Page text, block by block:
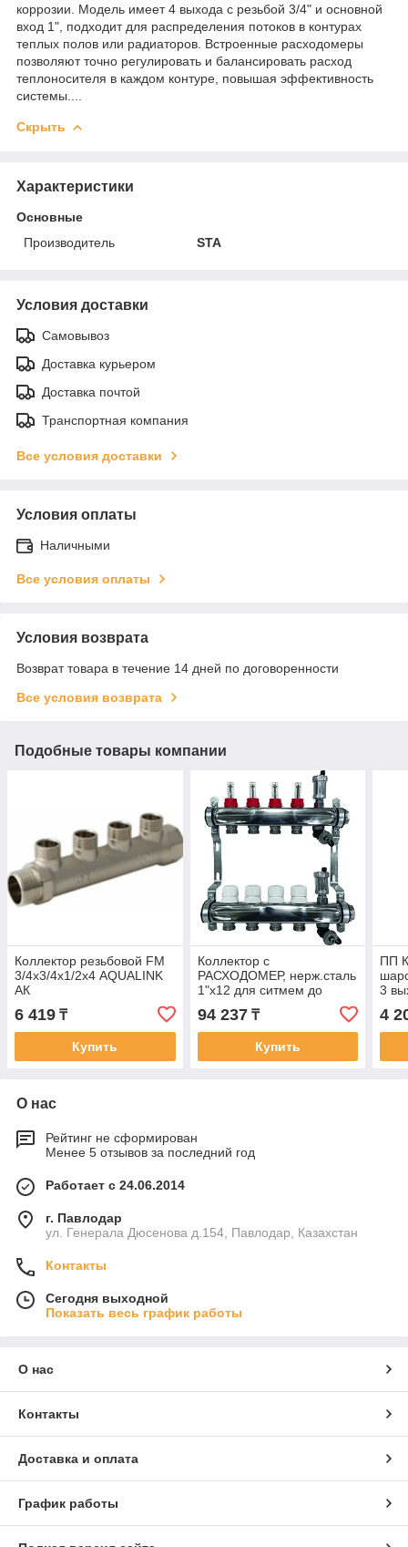
коррозии. Модель имеет 4 выхода с резьбой 3/4" и основной
вход 1", подходит для распределения потоков в контурах
теплых полов или радиаторов. Встроенные расходомеры
позволяют точно регулировать и балансировать расход
теплоносителя в каждом контуре, повышая эффективность
системы....
Скрыть
Характеристики
Основные
Производитель
STA
Условия доставки
Самовывоз
Доставка курьером
Доставка почтой
Транспортная компания
Все условия доставки
Условия оплаты
Наличными
Все условия оплаты
Условия возврата
Возврат товара в течение 14 дней по договоренности
Все условия возврата
Подобные товары компании
Коллектор резьбовой FM
3/4х3/4х1/2х4 AQUALINK
АК
6 419 ₸
Купить
Коллектор с
РАСХОДОМЕР, нерж.сталь
1"х12 для ситмем до
2атм(бар), в компл:
автоматический
воздухоотводчик с
отсекающими клап -2шт,
94 237₸
Купить
ПП
3
4
О нас
Рейтинг не сформирован
Менее 5 отзывов за последний год
Работает с 24.06.2014
г. Павлодар
ул. Генерала Дюсенова д.154, Павлодар, Казахстан
Контакты
Сегодня выходной
Показать весь график работы
О нас
Контакты
Доставка и оплата
График работы